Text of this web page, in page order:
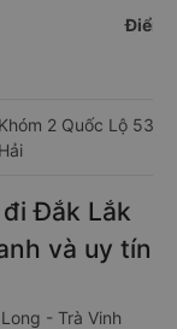
Điểm
Khóm 2 Quốc Lộ 53 -
Hải
Đắk Lắk
và uy tín
- Trà Vinh